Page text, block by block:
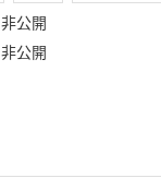
非公開
非公開